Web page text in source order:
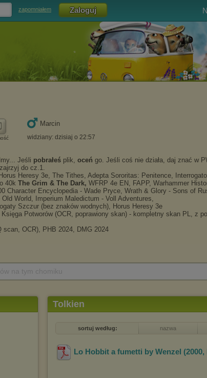
zapomniałem
Marcin
widziany: dzisiaj o 22:57
Tolkien
sortuj według: nazwa
Lo Hobbit a fumetti by Wenzel